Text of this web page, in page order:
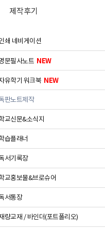
쇄 네비게이션
문필사노트 NEW
유학기 워크북 NEW
판노트제작
교신문&소식지
습플래너
서기록장
교홍보물&브로슈어
서통장
량교재 / 바인더(포트폴리오)
제작후기